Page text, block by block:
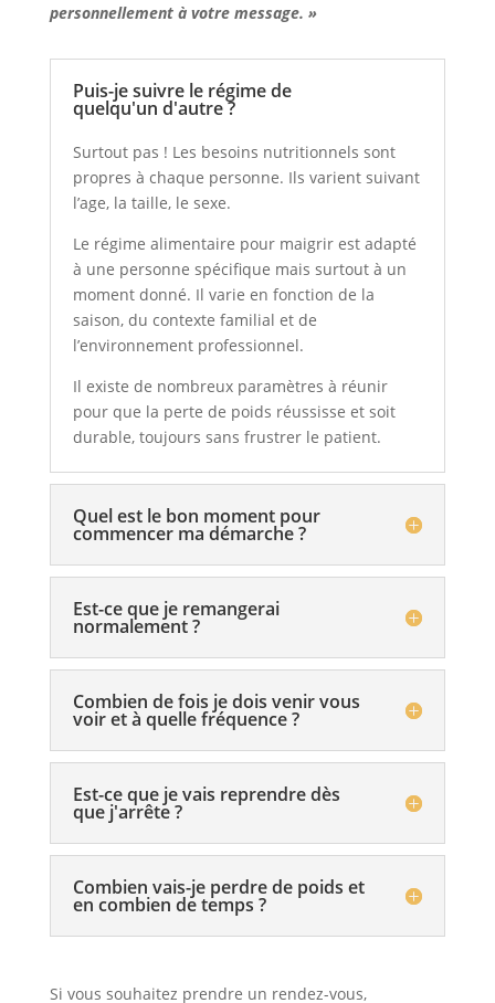
personnellement à votre message. »
Puis-je suivre le régime de
quelqu'un d'autre ?
Surtout pas ! Les besoins nutritionnels sont
propres à chaque personne. Ils varient suivant
l’age, la taille, le sexe.
Le régime alimentaire pour maigrir est adapté
à une personne spécifique mais surtout à un
moment donné. Il varie en fonction de la
saison, du contexte familial et de
l’environnement professionnel.
Il existe de nombreux paramètres à réunir
pour que la perte de poids réussisse et soit
durable, toujours sans frustrer le patient.
Quel est le bon moment pour
commencer ma démarche ?
Est-ce que je remangerai
normalement ?
Combien de fois je dois venir vous
voir et à quelle fréquence ?
Est-ce que je vais reprendre dès
que j'arrête ?
Combien vais-je perdre de poids et
en combien de temps ?
Si vous souhaitez prendre un rendez-vous,